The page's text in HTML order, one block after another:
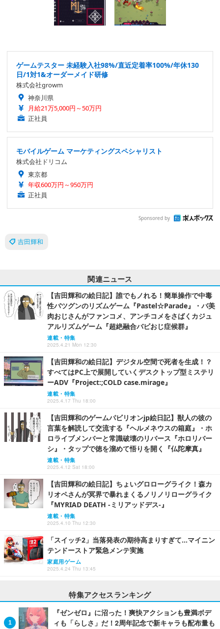
ゲームテスター 未経験入社98%/直近定着率100%/年休130
日/1対1&オーダーメイド研修
株式会社growm
神奈川県
月給21万5,000円～50万円
正社員
モバイルゲーム マーケティングスペシャリスト
株式会社ドリコム
東京都
年収600万円～950万円
正社員
Sponsored by
吉田輝和
関連ニュース
【吉田輝和の絵日記】誰でもノれる！簡単操作で中毒
性バツグンのリズムゲーム『Pastel☆Parade』・バ美
肉おじさんがファンコメ、アンチコメをさばくカジュ
アルリズムゲーム『超絶融合バビおじ症候群』
連載・特集
2025.4.21 Mon 12:30
【吉田輝和の絵日記】デジタル空間で死者を生成！？
すべてはPC上で展開していくデスクトップ型ミステリ
ーADV『Project:;COLD case.mirage』
連載・特集
2025.4.17 Thu 18:00
【吉田輝和のゲームパビリオンjp絵日記】獣人の彼の
言葉を解読して交流する『ヘルメネウスの箱庭』・ホ
ロライブメンバーと常識破壊のリバース『ホロリバー
シ』・タップで徳を溜めて悟りを開く『仏陀摩真』
連載・特集
2025.4.12 Sat 18:00
【吉田輝和の絵日記】ちょいグロローグライク！森カ
リオペさんが冥界で暴れまくるノリノリローグライク
『MYRIAD DEATH -ミリアッドデス-』
連載・特集
2025.4.10 Thu 12:30
「スイッチ2」当落発表の期待高まりすぎて…マイニン
テンドーストア緊急メンテ実施
家庭用ゲーム
2025.4.24 Thu 13:45
特集アクセスランキング
『ゼンゼロ』に沼った！爽快アクションも豊満ボデ
ィも「らしさ」だ！2周年記念で新キャラも配布量も